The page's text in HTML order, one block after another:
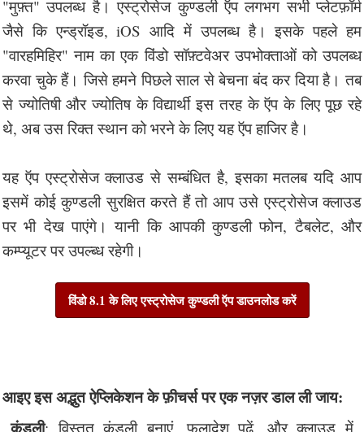
"मुफ़्त" उपलब्ध है। एस्ट्रोसेज कुण्डली ऍप लगभग सभी प्लेटफ़ॉर्म
जैसे कि एन्ड्रॉइड, iOS आदि में उपलब्ध है। इसके पहले हम
"वारहमिहिर" नाम का एक विंडो सॉफ़्टवेअर उपभोक्ताओं को उपलब्ध
करवा चुके हैं। जिसे हमने पिछले साल से बेचना बंद कर दिया है। तब
से ज्योतिषी और ज्योतिष के विद्यार्थी इस तरह के ऍप के लिए पूछ रहे
थे, अब उस रिक्त स्थान को भरने के लिए यह ऍप हाजिर है।
यह ऍप एस्ट्रोसेज क्लाउड से सम्बंधित है, इसका मतलब यदि आप
इसमें कोई कुण्डली सुरक्षित करते हैं तो आप उसे एस्ट्रोसेज क्लाउड
पर भी देख पाएंगे। यानी कि आपकी कुण्डली फोन, टैबलेट, और
कम्प्यूटर पर उपल्ब्ध रहेगी।
विंडो 8.1 के लिए एस्ट्रोसेज कुण्डली ऍप डाउनलोड करें
आइए इस अद्भुत ऐप्लिकेशन के फ़ीचर्स पर एक नज़र डाल ली जाय:
कुंडली: विस्तृत कुंडली बनाएं, फलादेश पढ़ें, और क्लाउड में